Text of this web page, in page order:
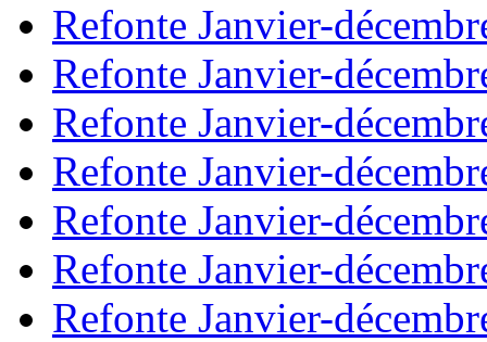
Refonte Janvier-
Refonte Janvier-
Refonte Janvier-
Refonte Janvier-
Refonte Janvier-
Refonte Janvier-
Refonte Janvier-